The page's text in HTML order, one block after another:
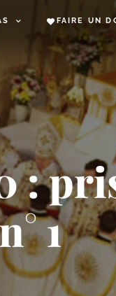
FAIRE UN
:
1